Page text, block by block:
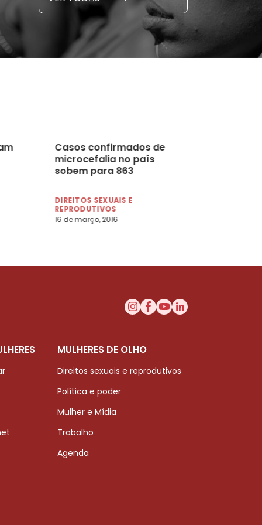
Casos confirmados de
microcefalia no país
sobem para 863
DIREITOS SEXUAIS E
REPRODUTIVOS
16 de março, 2016
MULHERES DE OLHO
Direitos sexuais e reprodutivos
Política e poder
Mulher e Mídia
Trabalho
Agenda